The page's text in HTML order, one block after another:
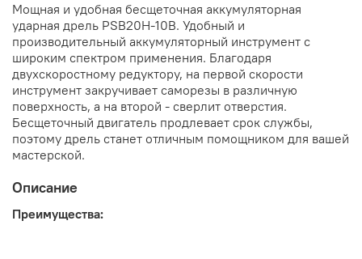
Мощная и удобная бесщеточная аккумуляторная
ударная дрель PSB20H-10B. Удобный и
производительный аккумуляторный инструмент с
широким спектром применения. Благодаря
двухскоростному редуктору, на первой скорости
инструмент закручивает саморезы в различную
поверхность, а на второй - сверлит отверстия.
Бесщеточный двигатель продлевает срок службы,
поэтому дрель станет отличным помощником для вашей
мастерской.
Описание
Преимущества: